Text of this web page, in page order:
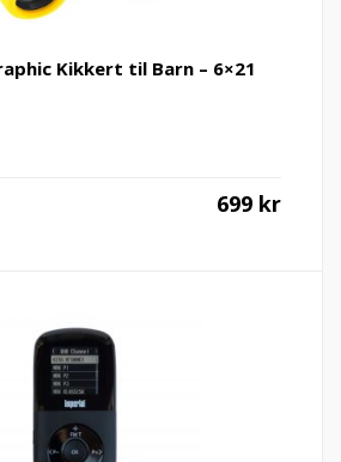
Kikkert til Barn – 6×21
699 kr